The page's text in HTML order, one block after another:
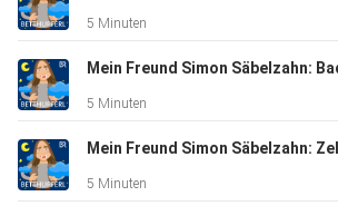
5 Minuten
5 Minuten
5 Minuten